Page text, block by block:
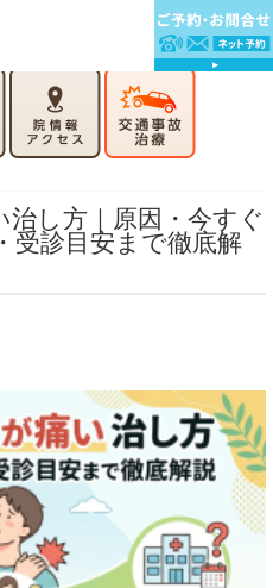
治し方｜原因・今すぐ
受診目安まで徹底解